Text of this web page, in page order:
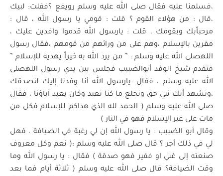
،فسلمنا عليه فقال صلى الله عليه وسلم رويفع ؟فقلت: لبيك
،قال : من هؤلاء القوم ؟ قلت : قومي يا رسول الله ، قال :
مرحباًبك وبقومك . قلت : يارسول الله قدموا وافدين عليك ،
مقرين بالإسلام ،وهم على من ورائهم من قومهم ،فقال رسول
اللهصلى الله عليه وسلم : ” من يرد الله به خيراً يهديه للإسلام ”
فتقدم شيخ الوفد أبوالضبيب فجلس بين يدي رسول اللهصلى
الله عليه وسلم ، فقال :يارسول الله أنا وفدنا إليك لنصدقك
،ونشهد أنك نبي حق ونخلع ما كنا نعبد وكان يعبد آباؤنا ، فقال
صلى الله عليه وسلم ( الحمد لله الذي هداكم للإسلام فكل من
مات على غير الإسلام فهو في النار )
وقال أبو الضبيب : يا رسول الله إن لي رغبة في الضيافة ، فهل
لي في ذلك أجر ؟ قال صلى الله عليه وسلم :( نعم وكل معروف
صنعته إلى غني او فقير فهو صدقة ) فقال : يا رسول الله وما
وقت الضيافة؟ قال صلى الله عليه وسلم ( ثلاثة أيام فما بعد